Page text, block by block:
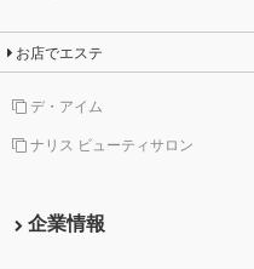
お店でエステ
デ・アイム
ナリス ビューティサロン
企業情報